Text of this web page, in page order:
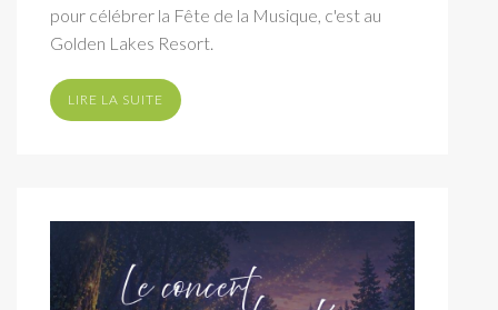
pour célébrer la Fête de la Musique, c'est au
Golden Lakes Resort.
LIRE LA SUITE